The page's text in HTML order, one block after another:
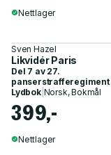
Nettlager
Sven Hazel
Likvidér Paris
Del 7 av 27.
panserstrafferegiment
Lydbok| Norsk, Bokmål
399,-
Nettlager